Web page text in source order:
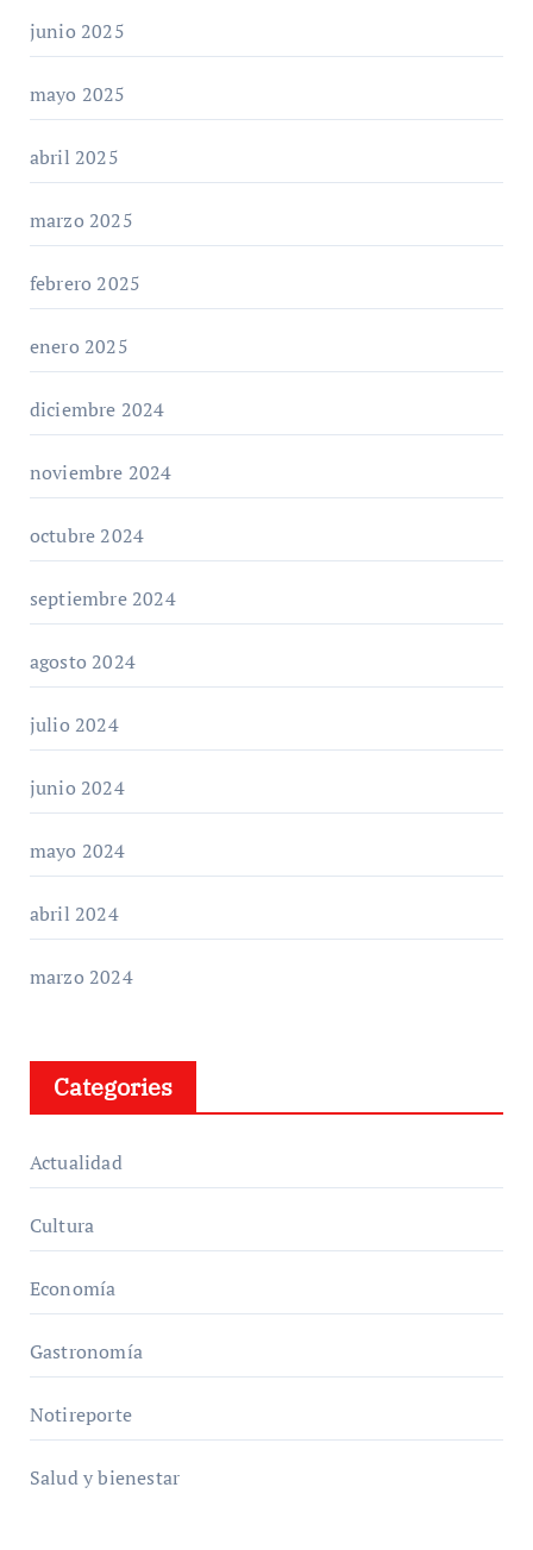
junio 2025
mayo 2025
abril 2025
marzo 2025
febrero 2025
enero 2025
diciembre 2024
noviembre 2024
octubre 2024
septiembre 2024
agosto 2024
julio 2024
junio 2024
mayo 2024
abril 2024
marzo 2024
Categories
Actualidad
Cultura
Economía
Gastronomía
Notireporte
Salud y bienestar